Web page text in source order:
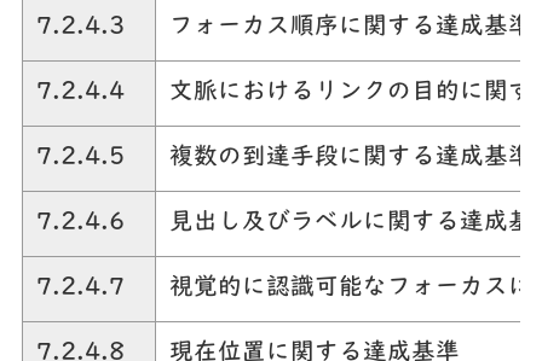
7.2.4.3 フォーカス順序に関する達成基準
7.2.4.4 文脈におけるリンクの目的に関す
7.2.4.5 複数の到達手段に関する達成基準
7.2.4.6 見出し及びラベルに関する達成基
7.2.4.7 視覚的に認識可能なフォーカスに
7.2.4.8 現在位置に関する達成基準